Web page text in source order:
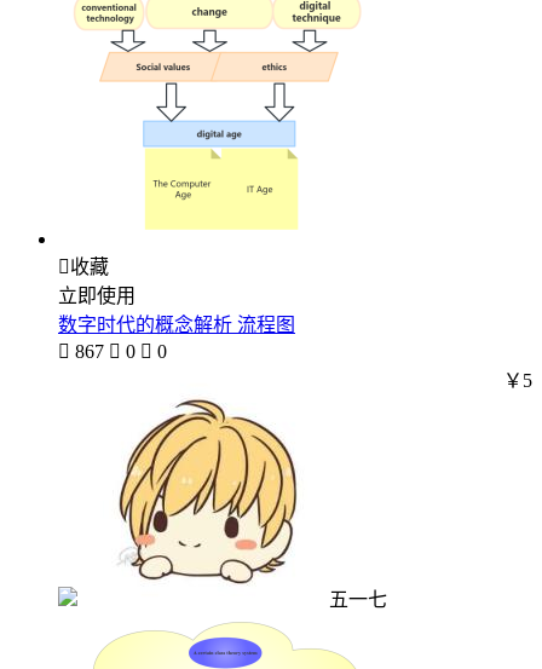
收藏
立即使用
数字时代的概念解析 流程图
 867  0  0
五一七
￥5